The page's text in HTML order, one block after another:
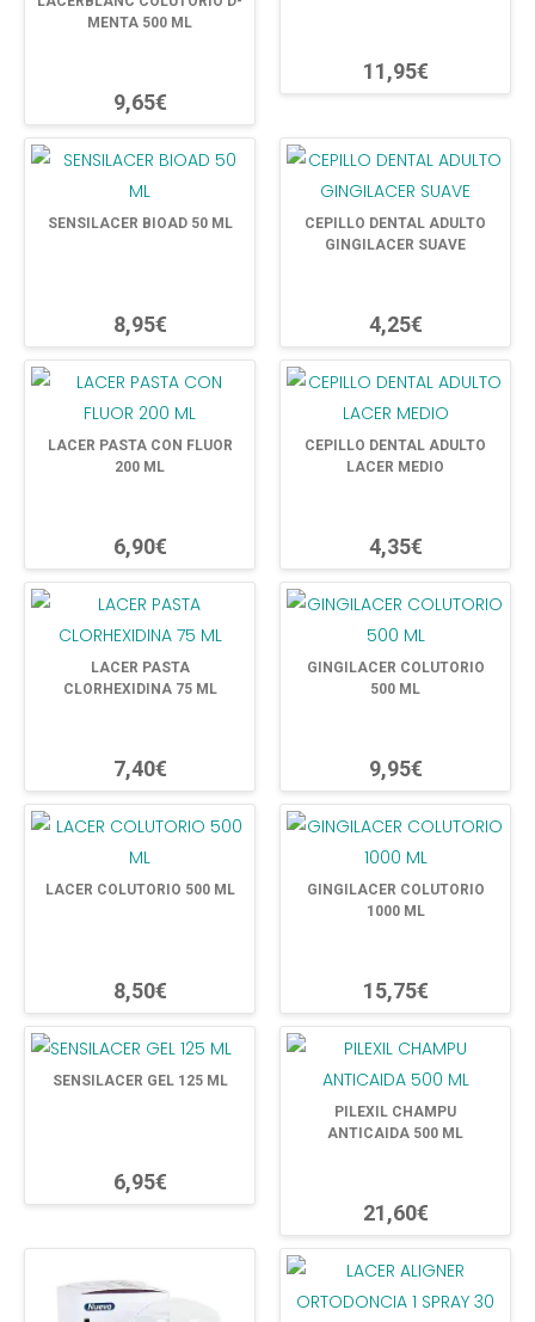
MENTA 500 ML
9,65€
11,95€
SENSILACER BIOAD 50 ML
8,95€
CEPILLO DENTAL ADULTO
GINGILACER SUAVE
4,25€
LACER PASTA CON FLUOR
200 ML
6,90€
CEPILLO DENTAL ADULTO
LACER MEDIO
4,35€
LACER PASTA
CLORHEXIDINA 75 ML
7,40€
GINGILACER COLUTORIO
500 ML
9,95€
LACER COLUTORIO 500 ML
8,50€
GINGILACER COLUTORIO
1000 ML
15,75€
SENSILACER GEL 125 ML
6,95€
PILEXIL CHAMPU
ANTICAIDA 500 ML
21,60€